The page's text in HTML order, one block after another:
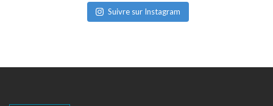
Suivre sur Instagram